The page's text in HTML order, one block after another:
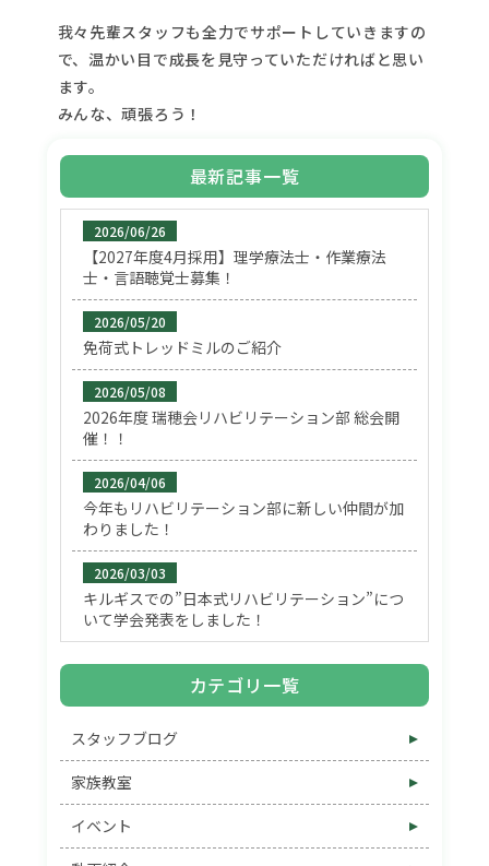
我々先輩スタッフも全力でサポートしていきますの
で、温かい目で成長を見守っていただければと思い
ます。
みんな、頑張ろう！
最新記事一覧
2026/06/26
【2027年度4月採用】理学療法士・作業療法
士・言語聴覚士募集！
2026/05/20
免荷式トレッドミルのご紹介
2026/05/08
2026年度 瑞穂会リハビリテーション部 総会開
催！！
2026/04/06
今年もリハビリテーション部に新しい仲間が加
わりました！
2026/03/03
キルギスでの”日本式リハビリテーション”につ
いて学会発表をしました！
カテゴリ一覧
スタッフブログ
家族教室
イベント